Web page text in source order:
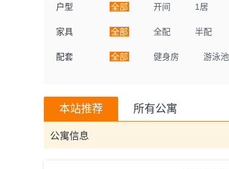
户型 全部 开间 1居
家具 全部 全配 半配
配套 全部 健身房 游泳池
本站推荐 所有公寓
公寓信息